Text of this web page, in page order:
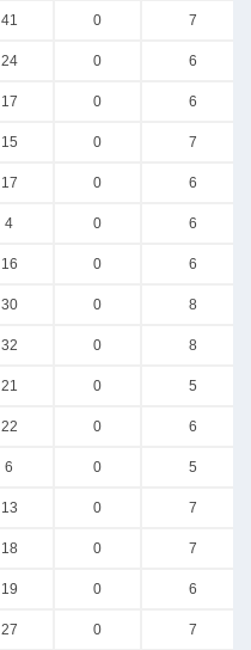
41 0
7
24 0
6
17 0
6
15 0
7
17 0
6
4 0
6
16 0
6
30 0
8
32 0
8
21 0
5
22 0
6
6 0
5
13 0
7
18 0
7
19 0
6
27 0
7